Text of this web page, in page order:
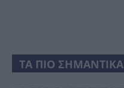
ΤΑ ΠΙΟ ΣΗΜΑΝΤΙΚΑ